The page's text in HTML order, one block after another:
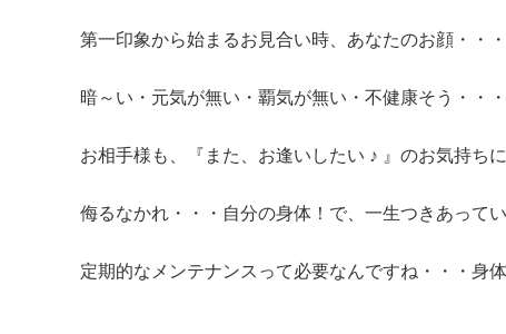
第一印象から始まるお見合い時、あなたのお顔・・
暗～い・元気が無い・覇気が無い・不健康そう・・・
お相手様も、『また、お逢いしたい ♪ 』のお気持ち
侮るなかれ・・・自分の身体！で、一生つきあって
定期的なメンテナンスって必要なんですね・・・身